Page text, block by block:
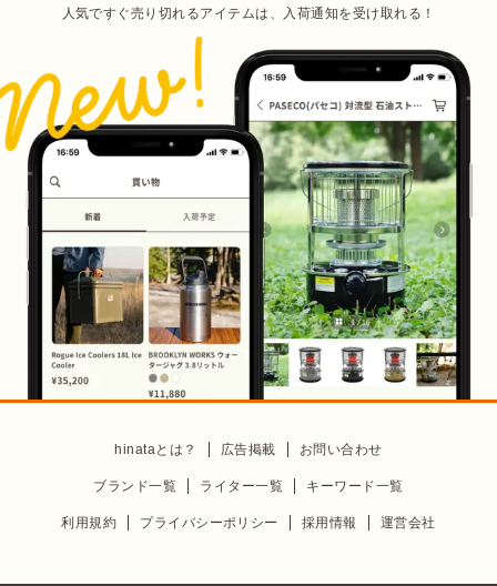
人気ですぐ売り切れるアイテムは、入荷通知を受け取れる！
hinataとは？ 広告掲載 お問い合わせ
ブランド一覧 ライター一覧 キーワード一覧
利用規約 プライバシーポリシー 採用情報 運営会社